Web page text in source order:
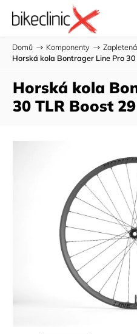
Domů / Komponenty /
Horská kola Bontrager Line Pro
Horská kola
30 TLR Boost 29